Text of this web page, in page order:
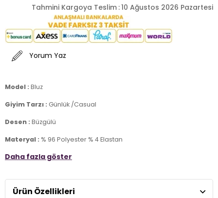
Tahmini Kargoya Teslim :10 Ağustos 2026 Pazartesi
Yorum Yaz
Model : Bluz
Giyim Tarzı : Günlük /Casual
Desen : Büzgülü
Materyal : % 96 Polyester % 4 Elastan
Yaka Bilgisi : Dik Yaka
Kalıp Bilgisi :Slim Fit
Daha fazla göster
Ürün Özellikleri